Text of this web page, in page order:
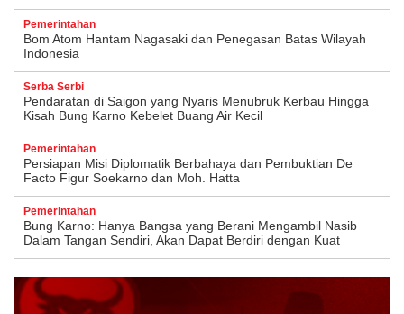
Pemerintahan
Bom Atom Hantam Nagasaki dan Penegasan Batas Wilayah
Indonesia
Serba Serbi
Pendaratan di Saigon yang Nyaris Menubruk Kerbau Hingga
Kisah Bung Karno Kebelet Buang Air Kecil
Pemerintahan
Persiapan Misi Diplomatik Berbahaya dan Pembuktian De
Facto Figur Soekarno dan Moh. Hatta
Pemerintahan
Bung Karno: Hanya Bangsa yang Berani Mengambil Nasib
Dalam Tangan Sendiri, Akan Dapat Berdiri dengan Kuat